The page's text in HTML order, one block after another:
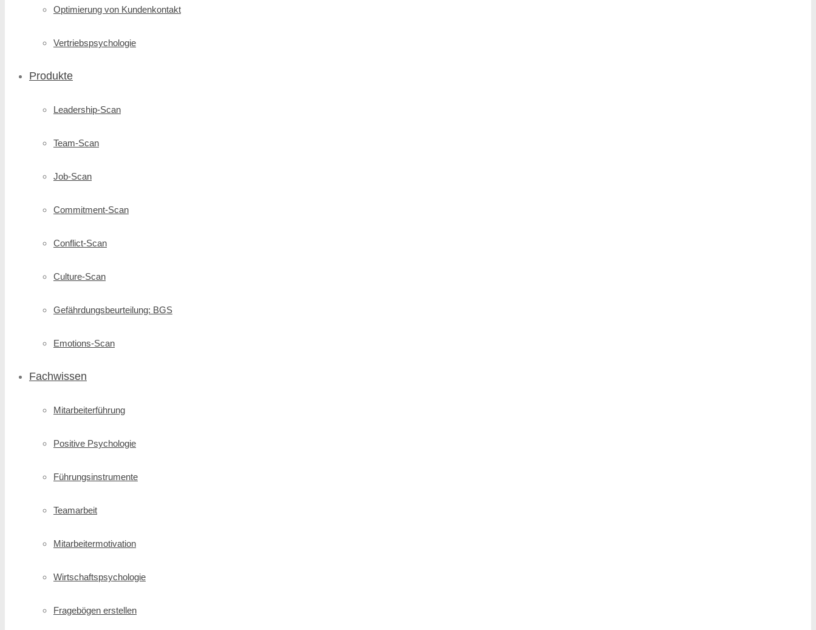
Optimierung von Kundenkontakt
Vertriebspsychologie
Produkte
Leadership-Scan
Team-Scan
Job-Scan
Commitment-Scan
Conflict-Scan
Culture-Scan
Gefährdungsbeurteilung: BGS
Emotions-Scan
Fachwissen
Mitarbeiterführung
Positive Psychologie
Führungsinstrumente
Teamarbeit
Mitarbeitermotivation
Wirtschafts­psychologie
Fragebögen erstellen